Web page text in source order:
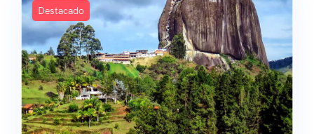
Destacado